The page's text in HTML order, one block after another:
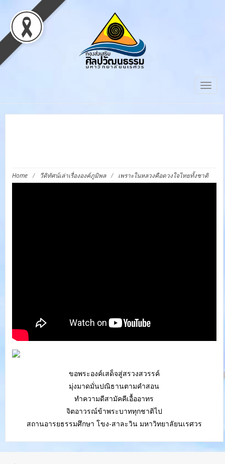
Home / วีดิทัศน์เล่าเรื่ององค์ภูมิพล / เพราะในหลวงคือดวงใจไทยทั้งชาติ
ขอพระองค์เสด็จสู่สรวงสวรรค์
มุ่งมาดมั่นปณิธานตามคำสอน
ทำความดีสามัคคีเอื้ออาทร
จิตอาวรณ์ข้าพระบาททุกชาติไป
สถานอารยธรรมศึกษา โขง-สาละวิน มหาวิทยาลัยนเรศวร